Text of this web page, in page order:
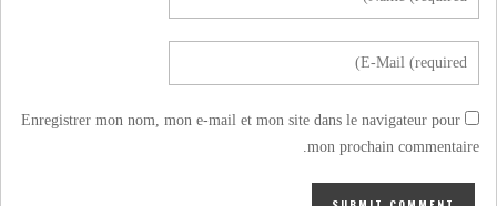
Enregistrer mon nom, mon e-mail et mon site dans le navigateur pour
mon prochain commentaire.